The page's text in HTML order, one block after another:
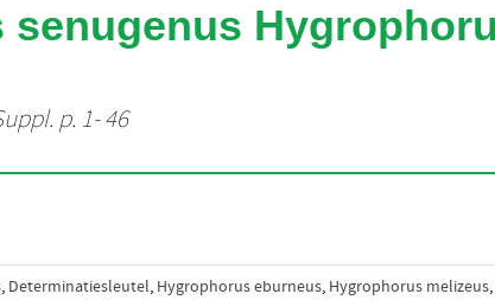
senugenus
p. 1- 46
, Determinatiesleutel, Hygrophorus eburneus, Hygrophorus melizeus,